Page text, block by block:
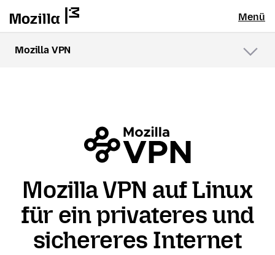
Menü
Mozilla VPN
Mozilla VPN auf Linux
für ein privateres und
sichereres Internet